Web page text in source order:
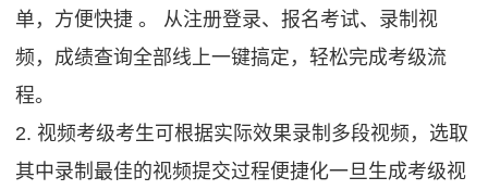
单，方便快捷 。 从注册登录、报名考试、录制视
频，成绩查询全部线上一键搞定，轻松完成考级流
程。
2. 视频考级考生可根据实际效果录制多段视频，选取
其中录制最佳的视频提交过程便捷化一旦生成考级视